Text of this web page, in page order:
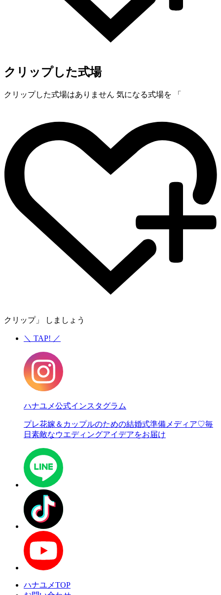
クリップした式場
クリップした式場はありません 気になる式場を 「
クリップ」 しましょう
＼ TAP! ／
ハナユメ公式インスタグラム
プレ花嫁＆カップルのための結婚式準備メディア♡毎
日素敵なウエディングアイデアをお届け
ハナユメTOP